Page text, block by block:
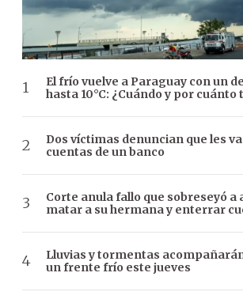
El frío vuelve a Paraguay con un
hasta 10°C: ¿Cuándo y por cuánto
Dos víctimas denuncian que les
cuentas de un banco
Corte anula fallo que sobreseyó a
matar a su hermana y enterrar
Lluvias y tormentas
un frente frío este jueves